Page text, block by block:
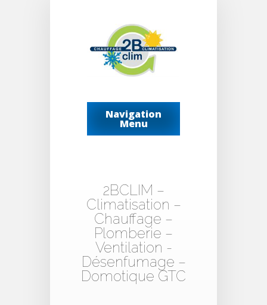
Navigation
Menu
2BCLIM –
Climatisation –
Chauffage –
Plomberie –
Ventilation -
Désenfumage –
Domotique GTC